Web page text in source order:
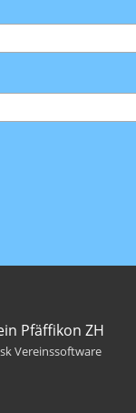
Pfäffikon ZH
Vereinssoftware